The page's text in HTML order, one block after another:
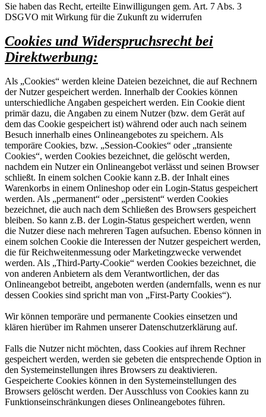
Sie haben das Recht, erteilte Einwilligungen gem. Art. 7 Abs. 3
DSGVO mit Wirkung für die Zukunft zu widerrufen
Cookies und Widerspruchsrecht bei
Direktwerbung:
Als „Cookies“ werden kleine Dateien bezeichnet, die auf Rechnern
der Nutzer gespeichert werden. Innerhalb der Cookies können
unterschiedliche Angaben gespeichert werden. Ein Cookie dient
primär dazu, die Angaben zu einem Nutzer (bzw. dem Gerät auf
dem das Cookie gespeichert ist) während oder auch nach seinem
Besuch innerhalb eines Onlineangebotes zu speichern. Als
temporäre Cookies, bzw. „Session-Cookies“ oder „transiente
Cookies“, werden Cookies bezeichnet, die gelöscht werden,
nachdem ein Nutzer ein Onlineangebot verlässt und seinen Browser
schließt. In einem solchen Cookie kann z.B. der Inhalt eines
Warenkorbs in einem Onlineshop oder ein Login-Status gespeichert
werden. Als „permanent“ oder „persistent“ werden Cookies
bezeichnet, die auch nach dem Schließen des Browsers gespeichert
bleiben. So kann z.B. der Login-Status gespeichert werden, wenn
die Nutzer diese nach mehreren Tagen aufsuchen. Ebenso können in
einem solchen Cookie die Interessen der Nutzer gespeichert werden,
die für Reichweitenmessung oder Marketingzwecke verwendet
werden. Als „Third-Party-Cookie“ werden Cookies bezeichnet, die
von anderen Anbietern als dem Verantwortlichen, der das
Onlineangebot betreibt, angeboten werden (andernfalls, wenn es nur
dessen Cookies sind spricht man von „First-Party Cookies“).
Wir können temporäre und permanente Cookies einsetzen und
klären hierüber im Rahmen unserer Datenschutzerklärung auf.
Falls die Nutzer nicht möchten, dass Cookies auf ihrem Rechner
gespeichert werden, werden sie gebeten die entsprechende Option in
den Systemeinstellungen ihres Browsers zu deaktivieren.
Gespeicherte Cookies können in den Systemeinstellungen des
Browsers gelöscht werden. Der Ausschluss von Cookies kann zu
Funktionseinschränkungen dieses Onlineangebotes führen.